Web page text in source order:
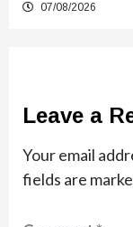
07/08/2026
Leave a
Your email
fields are